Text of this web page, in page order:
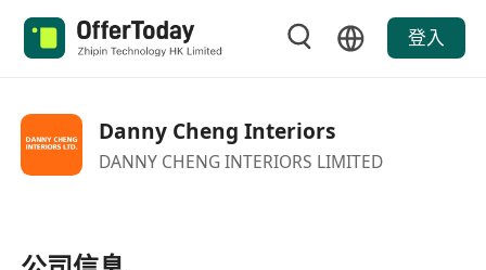
登入
Danny Cheng Interiors
DANNY CHENG INTERIORS LIMITED